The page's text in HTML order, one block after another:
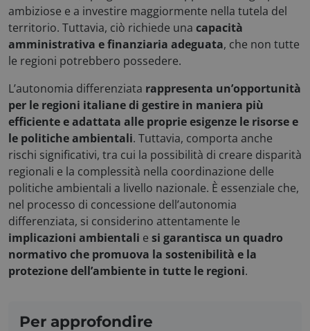
ambiziose e a investire maggiormente nella tutela del
territorio. Tuttavia, ciò richiede una capacità
amministrativa e finanziaria adeguata, che non tutte
le regioni potrebbero possedere.
L’autonomia differenziata rappresenta un’opportunità
per le regioni italiane di gestire in maniera più
efficiente e adattata alle proprie esigenze le risorse e
le politiche ambientali. Tuttavia, comporta anche
rischi significativi, tra cui la possibilità di creare disparità
regionali e la complessità nella coordinazione delle
politiche ambientali a livello nazionale. È essenziale che,
nel processo di concessione dell’autonomia
differenziata, si considerino attentamente le
implicazioni ambientali e si garantisca un quadro
normativo che promuova la sostenibilità e la
protezione dell’ambiente in tutte le regioni.
Per approfondire
x-ms-cpim-
cache|yzmutroz00mpsyvmlz7hra_0
.access.consulcesi.it